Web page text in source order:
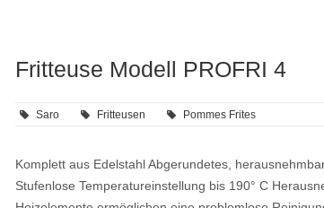
Fritteuse Modell PROFRI 4
Saro Fritteusen Pommes Frites
Komplett aus Edelstahl Abgerundetes,
Stufenlose Temperatureinstellung bis 190° C